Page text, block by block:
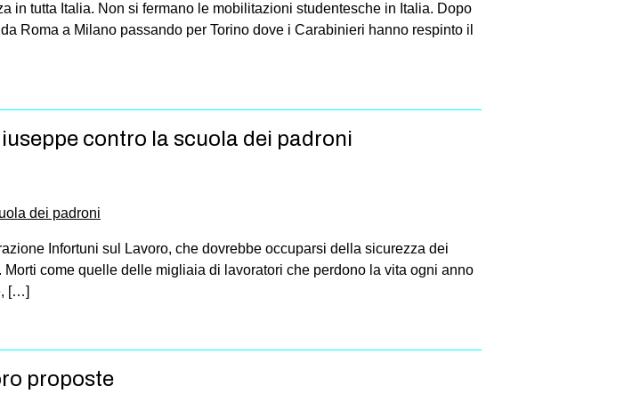
in tutta Italia. Non si fermano le mobilitazioni studentesche in Italia. Dopo
Roma a Milano passando per Torino dove i Carabinieri hanno respinto il
contro la scuola dei padroni
Infortuni sul Lavoro, che dovrebbe occuparsi della sicurezza dei
come quelle delle migliaia di lavoratori che perdono la vita ogni anno
[…]
proposte